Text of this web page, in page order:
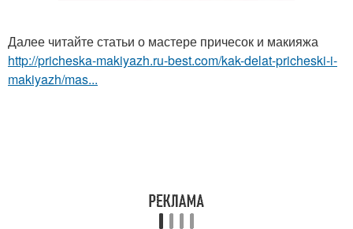
Далее читайте статьи о мастере причесок и макияжа
http://pricheska-makiyazh.ru-best.com/kak-delat-pricheski-i-
makiyazh/mas...